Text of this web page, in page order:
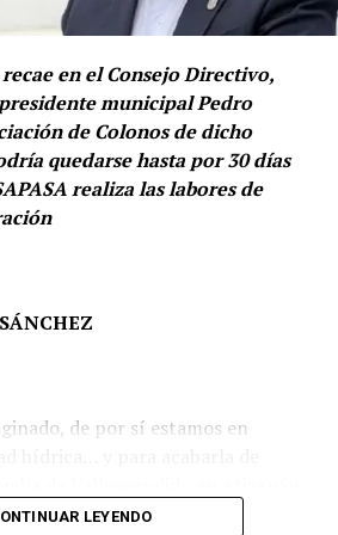
un águila y un tigre,
comunes en puntos de
cultural.
Naucalpan entre los municipios
significativa en la
durante el periodo de
su nivel más bajo en los últimos
la serie histórica de la ENSU.
en el Consejo Directivo,
municipal Pedro
de Colonos de dicho
quedarse hasta por 30 días
realiza las labores de
de por sí estamos en
LEYENDO